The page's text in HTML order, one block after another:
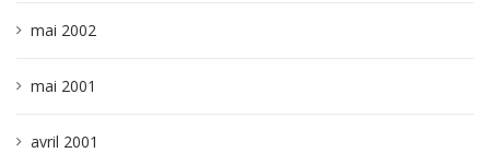
mai 2002
mai 2001
avril 2001